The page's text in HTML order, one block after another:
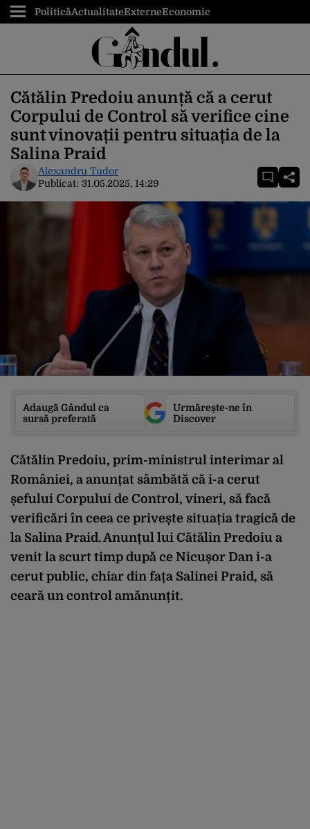
PoliticăActualitateExterneEconomic
Cătălin Predoiu anunță că a cerut
Corpului de Control să verifice cine
sunt vinovații pentru situația de la
Salina Praid
Alexandru Tudor
Publicat: 31.05.2025, 14:29
Adaugă Gândul ca
sursă preferată
Urmărește-ne în
Discover
Cătălin Predoiu, prim-ministrul interimar al
României, a anunțat sâmbătă că i-a cerut
șefului Corpului de Control, vineri, să facă
verificări în ceea ce privește situația tragică de
la Salina Praid. Anunțul lui Cătălin Predoiu a
venit la scurt timp după ce Nicușor Dan i-a
cerut public, chiar din fața Salinei Praid, să
ceară un control amănunțit.